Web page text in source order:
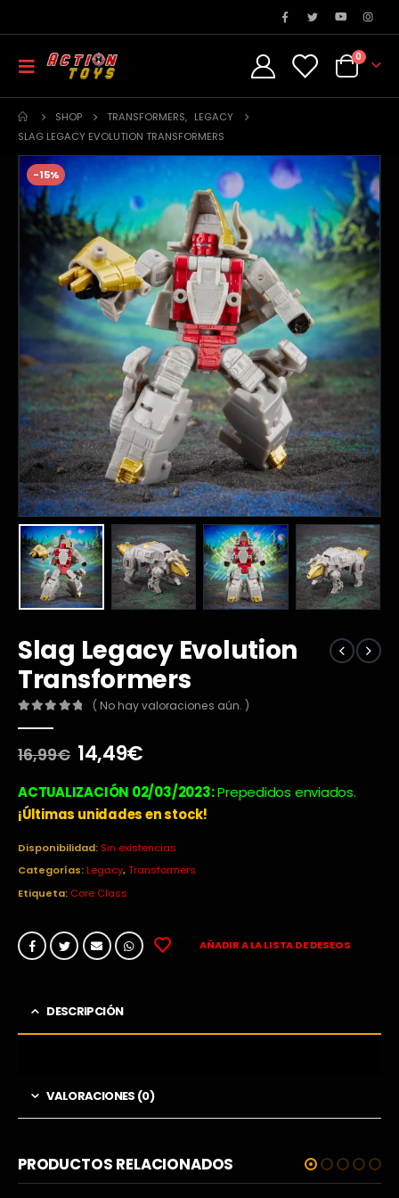
0
SHOP TRANSFORMERS, LEGACY
SLAG LEGACY EVOLUTION TRANSFORMERS
-15%
Slag Legacy Evolution
Transformers
( No hay valoraciones aún. )
16,99€ El
original
era:
14,49€El
actual
es:
ACTUALIZACIÓN 02/03/2023:Prepedidos enviados.
¡Últimas unidades en stock!
Disponibilidad: Sin existencias
Categorías:Legacy,Transformers
Etiqueta: Core Class
AÑADIR A LA LISTA DE DESEOS
DESCRIPCIÓN
VALORACIONES (0)
PRODUCTOS RELACIONADOS